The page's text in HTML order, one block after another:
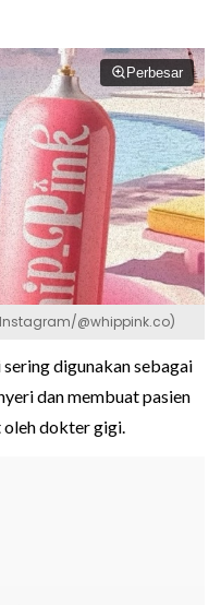
Perbesar
@whippink.co)
sering digunakan sebagai
dan membuat pasien
dokter gigi.